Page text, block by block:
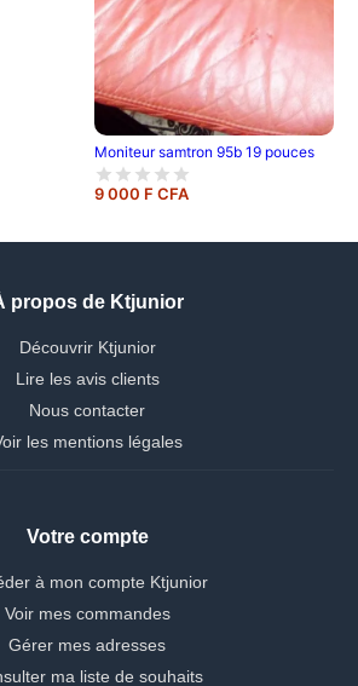
Moniteur samtron 95b 19 pouces
9 000 F CFA
propos de Ktjunior
Découvrir Ktjunior
Lire les avis clients
Nous contacter
les mentions légales
Votre compte
à mon compte Ktjunior
Voir mes commandes
Gérer mes adresses
ma liste de souhaits